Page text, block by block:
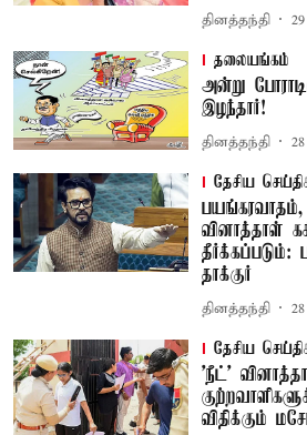
தினத்தந்தி
தலையங்கம்
அன்று
இழந்தார்!
தினத்தந்தி
தேசிய
பயங்கரவாதம்,
வினாத்தாள்
தீர்க்கப்படும்:
தாக்குர்
தினத்தந்தி
தேசிய
'நீட்'
விதிக்கும்